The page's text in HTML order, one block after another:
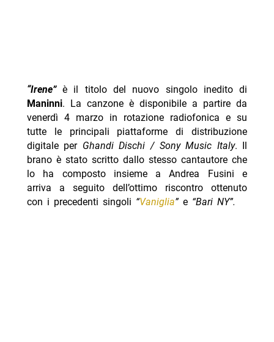
“Irene”è il titolo del nuovo singolo inedito di
Maninni. La canzone è disponibile a partire da
venerdì 4 marzo in rotazione radiofonica e su
tutte le principali piattaforme di distribuzione
digitale per Ghandi Dischi / Sony Music Italy. Il
brano è stato scritto dallo stesso cantautore che
lo ha composto insieme a Andrea Fusini e
arriva a seguito dell’ottimo riscontro ottenuto
con i precedenti singoli “Vaniglia”e “Bari NY”.